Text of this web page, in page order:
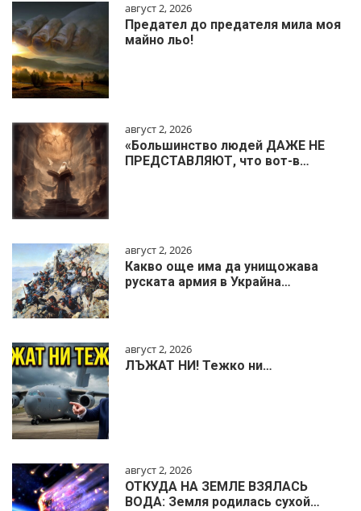
август 2, 2026
Предател до предателя мила моя
майно льо!
август 2, 2026
«Большинство людей ДАЖЕ НЕ
ПРЕДСТАВЛЯЮТ, что вот-в…
август 2, 2026
Какво още има да унищожава
руската армия в Украйна…
август 2, 2026
ЛЪЖАТ НИ! Тежко ни…
август 2, 2026
ОТКУДА НА ЗЕМЛЕ ВЗЯЛАСЬ
ВОДА: Земля родилась сухой…